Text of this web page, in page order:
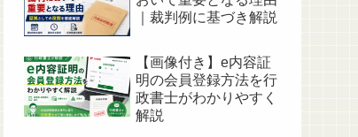
｜裁判例に基づき解説
【画像付き】e内容証
明の会員登録方法を行
政書士がわかりやすく
解説